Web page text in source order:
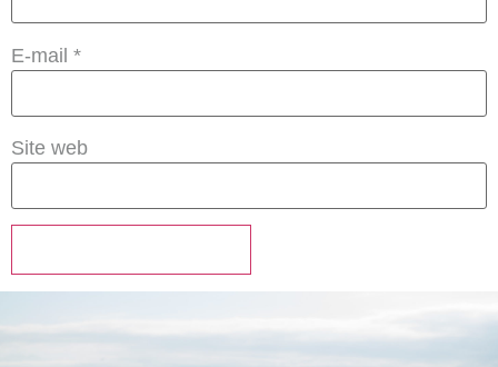
E-mail *
Site web